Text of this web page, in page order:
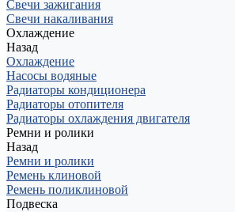
Свечи зажигания
Свечи накаливания
Охлаждение
Назад
Охлаждение
Насосы водяные
Радиаторы кондиционера
Радиаторы отопителя
Радиаторы охлаждения двигателя
Ремни и ролики
Назад
Ремни и ролики
Ремень клиновой
Ремень поликлиновой
Подвеска